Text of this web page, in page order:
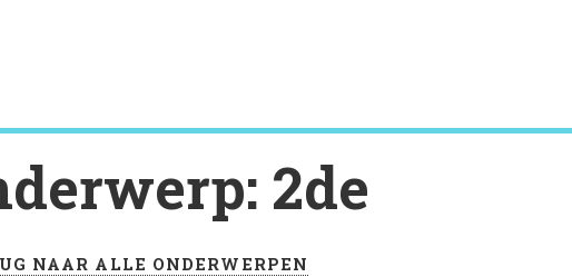
2de
NAAR ALLE ONDERWERPEN